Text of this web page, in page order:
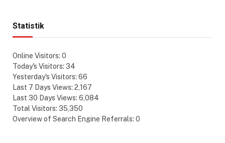
Statistik
Online Visitors: 0
Today's Visitors: 34
Yesterday's Visitors: 66
Last 7 Days Views: 2,167
Last 30 Days Views: 6,084
Total Visitors: 35,350
Overview of Search Engine Referrals: 0